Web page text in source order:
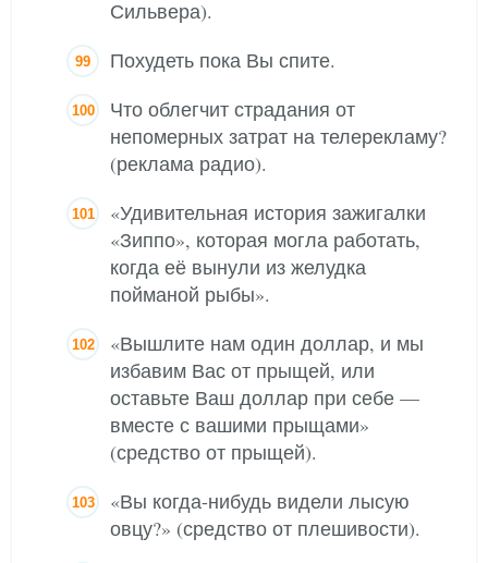
Сильвера).
Похудеть пока Вы спите.
Что облегчит страдания от
непомерных затрат на телерекламу?
(реклама радио).
«Удивительная история зажигалки
«Зиппо», которая могла работать,
когда её вынули из желудка
пойманой рыбы».
«Вышлите нам один доллар, и мы
избавим Вас от прыщей, или
оставьте Ваш доллар при себе —
вместе с вашими прыщами»
(средство от прыщей).
«Вы когда-нибудь видели лысую
овцу?» (средство от плешивости).